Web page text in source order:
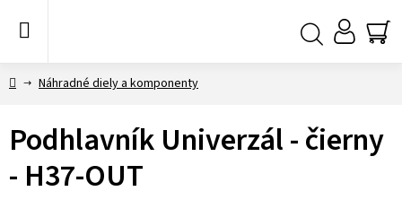
DomovNáhradné diely a komponenty
Podhlavník Univerzál - čierny
- H37-OUT